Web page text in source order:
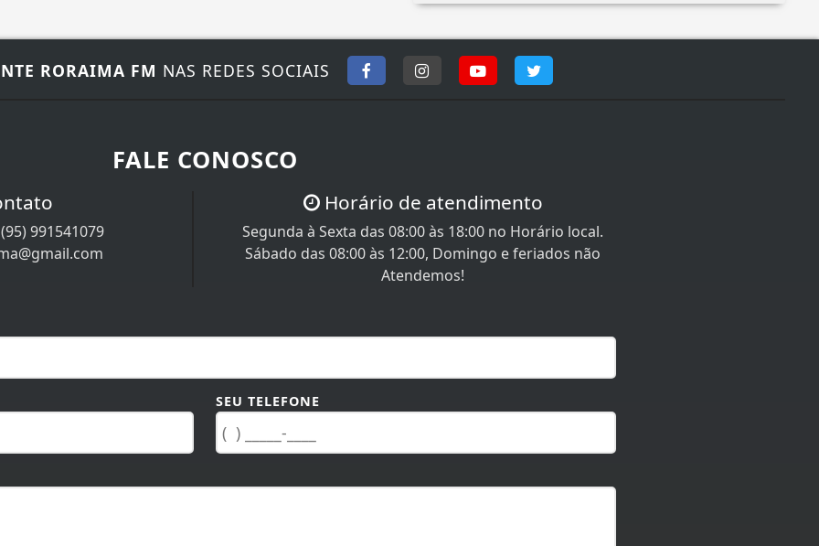
RORAIMA FM NAS REDES SOCIAIS
FALE CONOSCO
(95) 991541079
Horário de atendimento
Segunda à Sexta das 08:00 às 18:00 no Horário local.
Sábado das 08:00 às 12:00, Domingo e feriados não
Atendemos!
SEU TELEFONE